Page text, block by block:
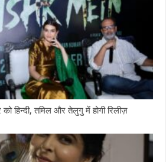
हिन्दी, तमिल और तेलुगु में होगी रिलीज़